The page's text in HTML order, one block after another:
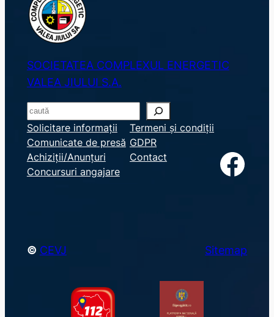
SOCIETATEA COMPLEXUL ENERGETIC
VALEA JIULUI S.A.
S
e
a
r
c
Solicitare informații
Comunicate de presă
Achiziții/Anunțuri
Concursuri angajare
Termeni și condiții
GDPR
Contact
Facebook
© CEVJ Sitemap